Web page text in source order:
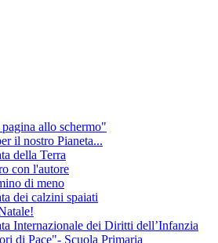
allo schermo"
il nostro Pianeta...
della Terra
con l'autore
di meno
dei calzini spaiati
Internazionale dei Diritti dell’Infanzia
di Pace"- Scuola Primaria